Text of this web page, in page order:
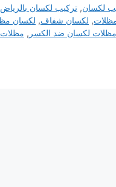
لكسان,تركيب لكسان بالرياض
, لكسان شفاف, لكسان
مظلات لكسان ضد الكسر ,